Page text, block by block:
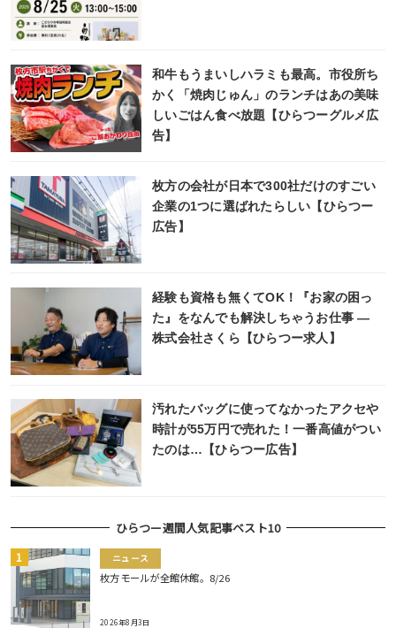
和牛もうまいしハラミも最高。市役所ち
かく「焼肉じゅん」のランチはあの美味
しいごはん食べ放題【ひらつーグルメ広
告】
枚方の会社が日本で300社だけのすごい
企業の1つに選ばれたらしい【ひらつー
広告】
経験も資格も無くてOK！『お家の困っ
た』をなんでも解決しちゃうお仕事 ―
株式会社さくら【ひらつー求人】
汚れたバッグに使ってなかったアクセや
時計が55万円で売れた！一番高値がつい
たのは…【ひらつー広告】
ひらつー週間人気記事ベスト10
ニュース
枚方モールが全館休館。8/26
2026年8月3日